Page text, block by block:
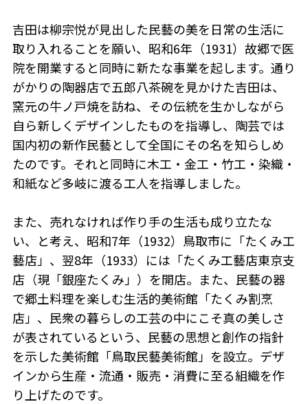
吉田は柳宗悦が見出した民藝の美を日常の生活に
取り入れることを願い、昭和6年（1931）故郷で医
院を開業すると同時に新たな事業を起します。通り
がかりの陶器店で五郎八茶碗を見かけた吉田は、
窯元の牛ノ戸焼を訪ね、その伝統を生かしながら
自ら新しくデザインしたものを指導し、陶芸では
国内初の新作民藝として全国にその名を知らしめ
たのです。それと同時に木工・金工・竹工・染織・
和紙など多岐に渡る工人を指導しました。
また、売れなければ作り手の生活も成り立たな
い、と考え、昭和7年（1932）鳥取市に「たくみ工
藝店」、翌8年（1933）には「たくみ工藝店東京支
店（現「銀座たくみ」）を開店。また、民藝の器
で郷土料理を楽しむ生活的美術館「たくみ割烹
店」、民衆の暮らしの工芸の中にこそ真の美しさ
が表されているという、民藝の思想と創作の指針
を示した美術館「鳥取民藝美術館」を設立。デザ
インから生産・流通・販売・消費に至る組織を作
り上げたのです。